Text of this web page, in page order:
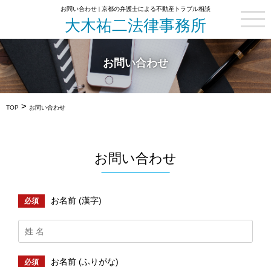
お問い合わせ | 京都の弁護士による不動産トラブル相談
大木祐二法律事務所
お問い合わせ
TOP > お問い合わせ
お問い合わせ
必須 お名前 (漢字)
必須 お名前 (ふりがな)